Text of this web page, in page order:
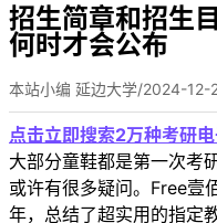
招生简章和招生
何时才会公布
本站小编 延边大学/2024-12-
点击立即搜索2万种考研电
大部分童鞋都是第一次考
或许有很多疑问。Free壹
年，总结了超实用的指定